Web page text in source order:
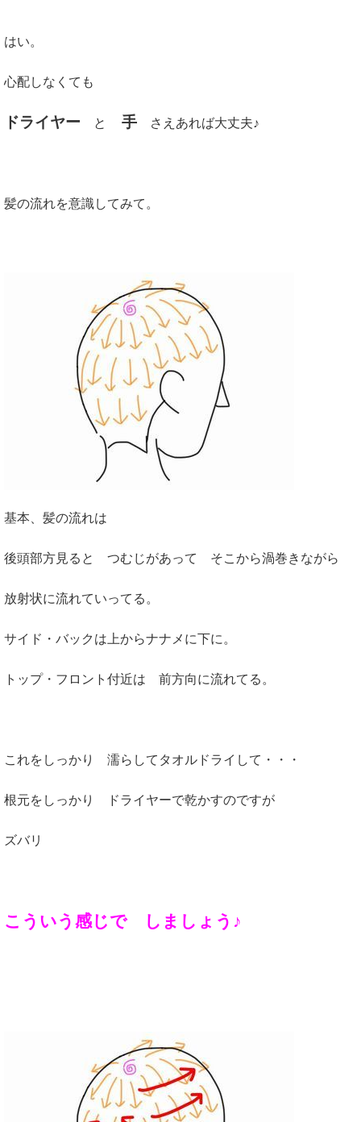
はい。
心配しなくても
ドライヤー と 手 さえあれば大丈夫♪
髪の流れを意識してみて。
基本、髪の流れは
後頭部方見ると つむじがあって そこから渦巻きながら
放射状に流れていってる。
サイド・バックは上からナナメに下に。
トップ・フロント付近は 前方向に流れてる。
これをしっかり 濡らしてタオルドライして・・・
根元をしっかり ドライヤーで乾かすのですが
ズバリ
こういう感じで しましょう♪